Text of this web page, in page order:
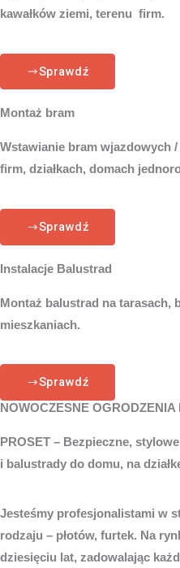
kawałków ziemi, terenu firm.
Sprawdź
Montaż bram
Wstawianie bram wjazdowych
firm, działkach, domach
Sprawdź
Instalacje Balustrad
Montaż balustrad na tarasach,
mieszkaniach.
Sprawdź
NOWOCZESNE OGRODZENIA
PROSET – Bezpieczne,
i balustrady do domu, na
Jesteśmy profesjonalistami w
rodzaju – płotów, furtek. Na
dziesięciu lat, zadowalając